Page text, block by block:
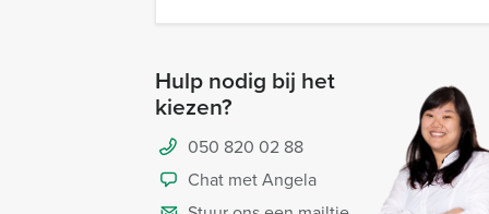
Hulp nodig bij het
kiezen?
050 820 02 88
Chat met Angela